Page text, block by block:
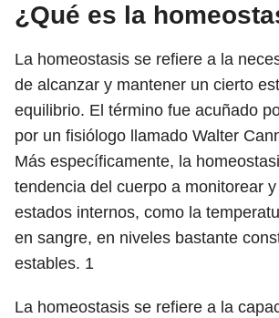
¿Qué es la
La homeostasis se refiere a la
de alcanzar y mantener un cierto
equilibrio. El término fue acuñado
por un fisiólogo llamado Walter
Más específicamente, la
tendencia del cuerpo a monitorear
estados internos, como la
en sangre, en niveles bastante
estables. 1
La homeostasis se refiere a la